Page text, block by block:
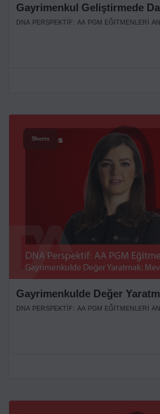
Gayrimenkul Geliştirmede
DNA PERSPEKTIF: AA PGM EĞITMENLERI
Shorts
Gayrimenkulde Değer
DNA PERSPEKTIF: AA PGM EĞITMENLERI